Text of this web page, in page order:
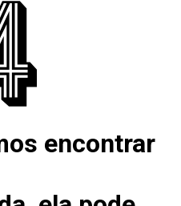
encontrar